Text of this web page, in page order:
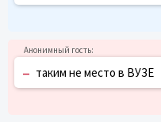
– таким не место в ВУЗЕ